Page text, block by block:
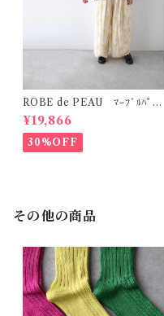
ROBE de PEAU ﾏｰﾌﾞﾙﾊﾟﾀｰ
ﾝ ﾜｲﾄﾞﾊﾟﾝﾂ (ｽｷﾝﾏｰﾌﾞﾙ(ｲｴﾛｰ系)
) R303
¥19,866
30%OFF
その他の商品